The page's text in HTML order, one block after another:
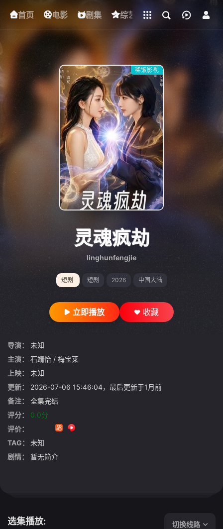
首页 电影 剧集 综艺 动漫 短剧
下载客户端
稀饭影视
灵魂疯劫
linghunfengjie
短剧 短剧 2026 中国大陆
立即播放 收藏
导演：
未知
主演：
石靖怡 / 梅宝莱
上映：
未知
更新：
2026-07-06 15:46:04，最后更新于1月前
备注：
全集完结
评分：
0.0分
评价：
TAG：
未知
剧情：
暂无简介
选集播放: 切换线路